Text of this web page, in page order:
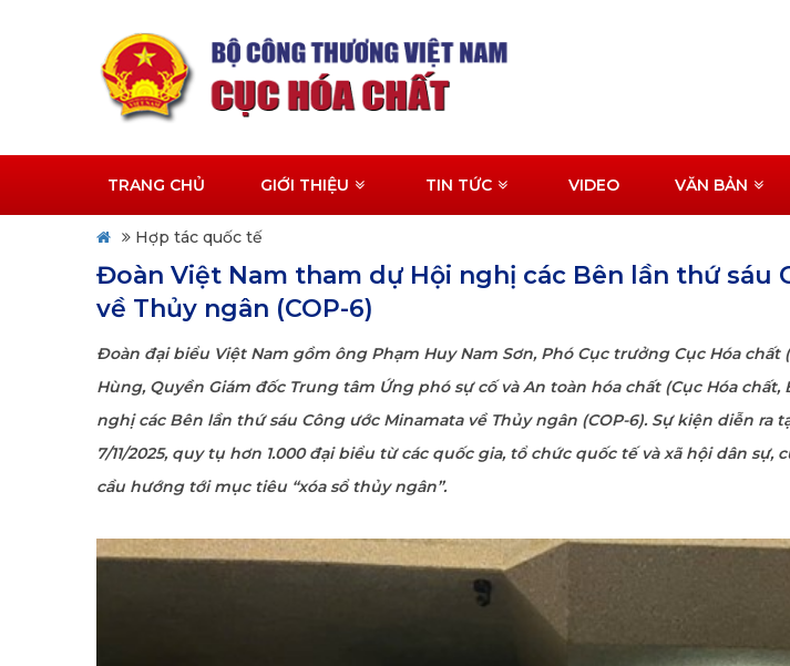
TRANG CHỦ GIỚI THIỆU TIN TỨC VIDEO VĂN BẢN
Hợp tác quốc tế
Đoàn Việt Nam tham dự Hội nghị các Bên lần thứ sáu
về Thủy ngân (COP-6)
Đoàn đại biểu Việt Nam gồm ông Phạm Huy Nam Sơn, Phó Cục trưởng Cục Hóa chất
Hùng, Quyền Giám đốc Trung tâm Ứng phó sự cố và An toàn hóa chất (Cục Hóa
nghị các Bên lần thứ sáu Công ước Minamata về Thủy ngân (COP-6). Sự kiện diễn ra
7/11/2025, quy tụ hơn 1.000 đại biểu từ các quốc gia, tổ chức quốc tế và xã hội dân
cầu hướng tới mục tiêu “xóa sổ thủy ngân”.